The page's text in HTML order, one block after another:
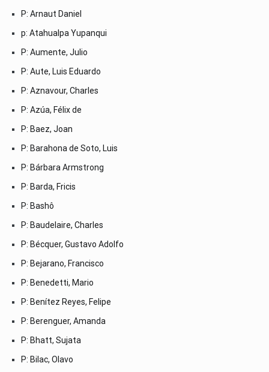
P: Arnaut Daniel
p: Atahualpa Yupanqui
P: Aumente, Julio
P: Aute, Luis Eduardo
P: Aznavour, Charles
P: Azúa, Félix de
P: Baez, Joan
P: Barahona de Soto, Luis
P: Bárbara Armstrong
P: Barda, Fricis
P: Bashô
P: Baudelaire, Charles
P: Bécquer, Gustavo Adolfo
P: Bejarano, Francisco
P: Benedetti, Mario
P: Benítez Reyes, Felipe
P: Berenguer, Amanda
P: Bhatt, Sujata
P: Bilac, Olavo